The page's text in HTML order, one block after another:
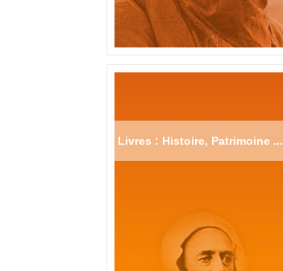
Livres : Histoire, Patrimoine ...